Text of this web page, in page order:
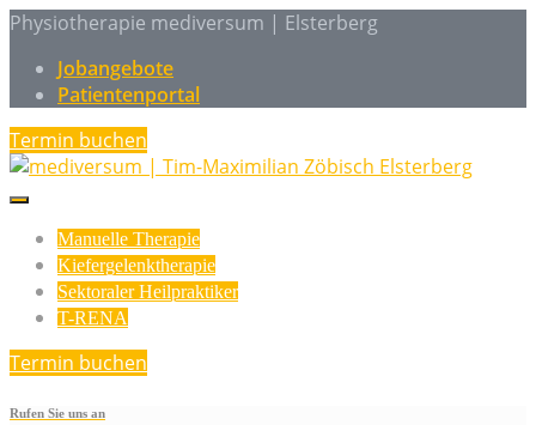
Physiotherapie mediversum | Elsterberg
Jobangebote
Patientenportal
Termin buchen
Manuelle Therapie
Kiefergelenktherapie
Sektoraler Heilpraktiker
T-RENA
Termin buchen
Rufen Sie uns an